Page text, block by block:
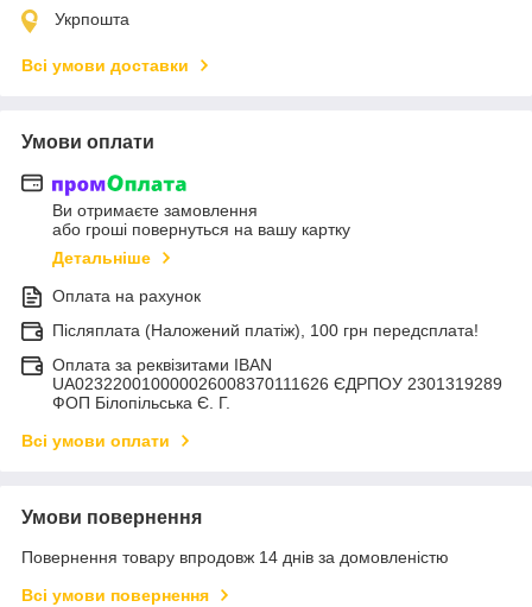
Укрпошта
Всі умови доставки
Умови оплати
Ви отримаєте замовлення
або гроші повернуться на вашу картку
Детальніше
Оплата на рахунок
Післяплата (Наложений платіж), 100 грн передсплата!
Оплата за реквізитами IBAN
UA023220010000026008370111626 ЄДРПОУ 2301319289
ФОП Білопільська Є. Г.
Всі умови оплати
Умови повернення
Повернення товару впродовж 14 днів за домовленістю
Всі умови повернення